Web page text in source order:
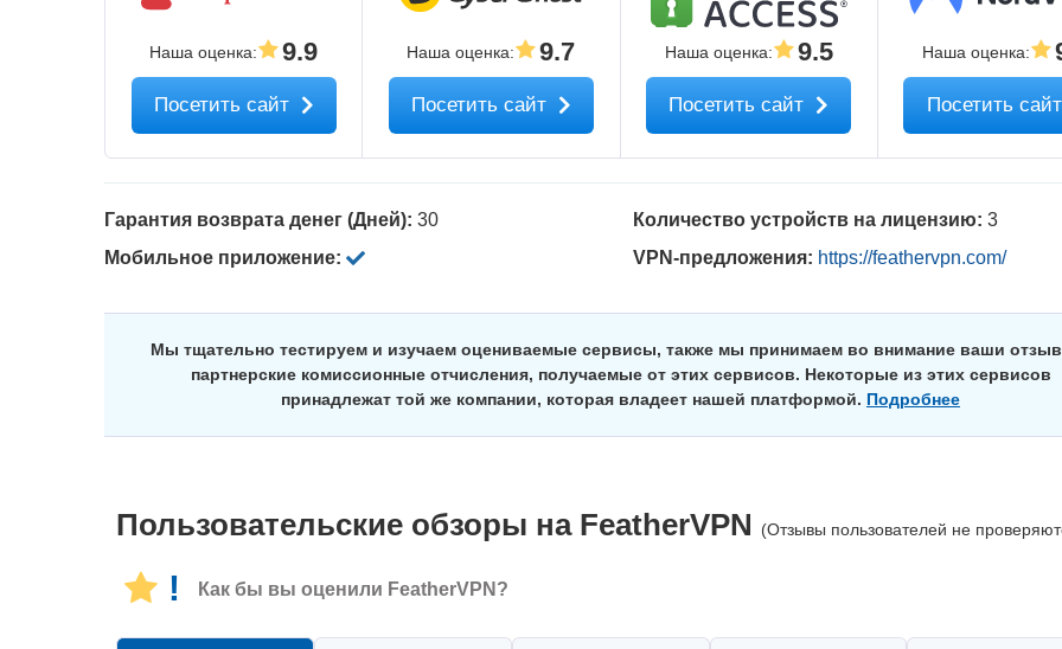
Наша оценка: 9.9
Посетить сайт
Наша оценка: 9.7
Посетить сайт
Наша оценка: 9.5
Посетить сайт
Наша оценка:
Посетить сайт
Гарантия возврата денег (Дней): 30
Мобильное приложение:
Количество устройств на лицензию: 3
VPN-предложения: https://feathervpn.com/
Мы тщательно тестируем и изучаем оцениваемые сервисы, также мы принимаем во внимание ваши
партнерские комиссионные отчисления, получаемые от этих сервисов. Некоторые из этих сервисов
принадлежат той же компании, которая владеет нашей платформой. Подробнее
Пользовательские обзоры на FeatherVPN (Отзывы пользователей не
! Как бы вы оценили FeatherVPN?